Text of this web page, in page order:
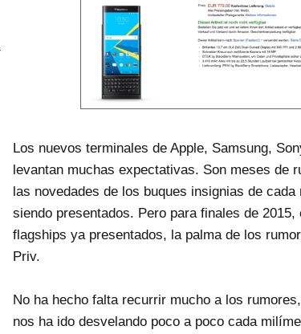
Los nuevos terminales de Apple, Samsung,
levantan muchas expectativas. Son meses de
las novedades de los buques insignias de
siendo presentados. Pero para finales de
flagships ya presentados, la palma de los
Priv.
No ha hecho falta recurrir mucho a los
nos ha ido desvelando poco a poco cada